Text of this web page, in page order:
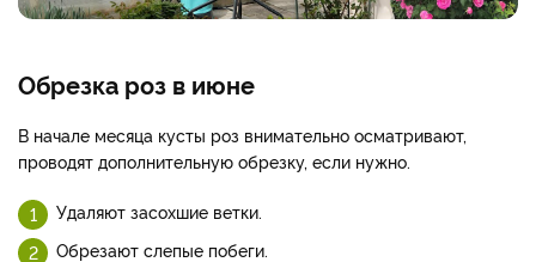
Обрезка роз в июне
В начале месяца кусты роз внимательно осматривают,
проводят дополнительную обрезку, если нужно.
Удаляют засохшие ветки.
Обрезают слепые побеги.